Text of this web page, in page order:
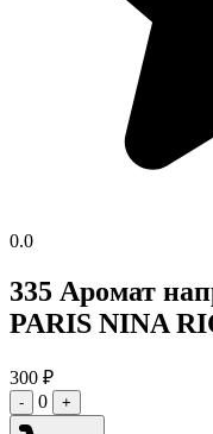
0.0
335 Аромат
PARIS NINA
300 ₽
- 0 +